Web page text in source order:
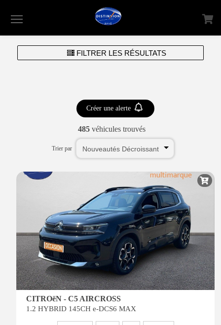
FILTRER LES RÉSULTATS
485véhicules trouvés
Créer une alerte
Trier par
CITROëN - C5 AIRCROSS
1.2 HYBRID 145CH e-DCS6 MAX